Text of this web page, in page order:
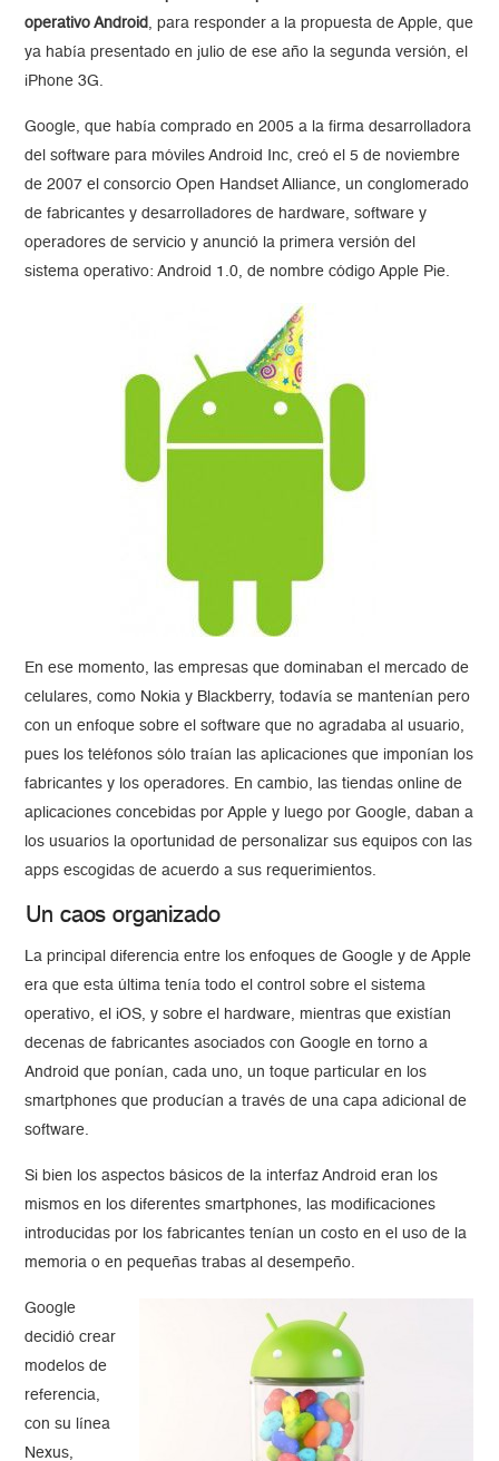
operativo Android , para responder a la propuesta de Apple, que
ya había presentado en julio de ese año la segunda versión, el
iPhone 3G.
Google, que había comprado en 2005 a la firma desarrolladora
del software para móviles Android Inc, creó el 5 de noviembre
de 2007 el consorcio Open Handset Alliance, un conglomerado
de fabricantes y desarrolladores de hardware, software y
operadores de servicio y anunció la primera versión del
sistema operativo: Android 1.0, de nombre código Apple Pie.
En ese momento, las empresas que dominaban el mercado de
celulares, como Nokia y Blackberry, todavía se mantenían pero
con un enfoque sobre el software que no agradaba al usuario,
pues los teléfonos sólo traían las aplicaciones que imponían los
fabricantes y los operadores. En cambio, las tiendas online de
aplicaciones concebidas por Apple y luego por Google, daban a
los usuarios la oportunidad de personalizar sus equipos con las
apps escogidas de acuerdo a sus requerimientos.
Un caos organizado
La principal diferencia entre los enfoques de Google y de Apple
era que esta última tenía todo el control sobre el sistema
operativo, el iOS, y sobre el hardware, mientras que existían
decenas de fabricantes asociados con Google en torno a
Android que ponían, cada uno, un toque particular en los
smartphones que producían a través de una capa adicional de
software.
Si bien los aspectos básicos de la interfaz Android eran los
mismos en los diferentes smartphones, las modificaciones
introducidas por los fabricantes tenían un costo en el uso de la
memoria o en pequeñas trabas al desempeño.
Google
decidió crear
modelos de
referencia,
con su línea
Nexus,